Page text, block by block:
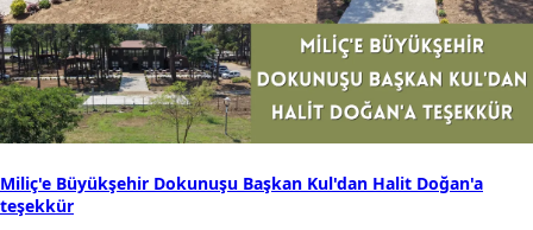
Miliç'e Büyükşehir Dokunuşu Başkan Kul'dan Halit Doğan'a
teşekkür